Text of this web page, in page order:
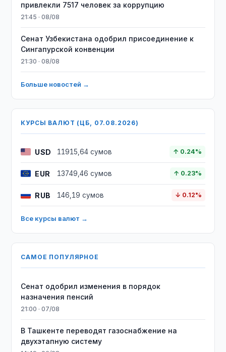
привлекли 7517 человек за коррупцию
21:45 · 08/08
Сенат Узбекистана одобрил присоединение к
Сингапурской конвенции
21:30 · 08/08
Больше новостей →
КУРСЫ ВАЛЮТ (ЦБ, 07.08.2026)
USD 11915,64 сумов ↑ 0.24%
EUR 13749,46 сумов ↑ 0.23%
RUB 146,19 сумов ↓ 0.12%
Все курсы валют →
САМОЕ ПОПУЛЯРНОЕ
Сенат одобрил изменения в порядок
назначения пенсий
21:00 · 07/08
В Ташкенте переводят газоснабжение на
двухэтапную систему